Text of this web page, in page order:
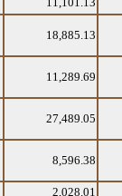
18,885.13
11,289.69
27,489.05
8,596.38
2,028.01